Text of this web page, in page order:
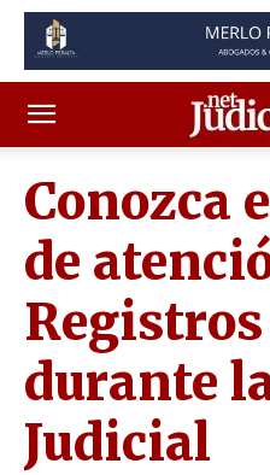
Conozca
de
durante
Judicial